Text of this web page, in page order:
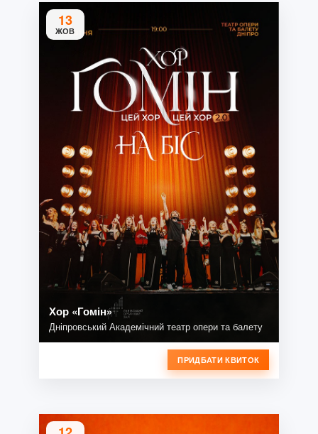
13
ЖОВ
Хор «Гомін»
Дніпровський Академічний театр опери та балету
ПРИДБАТИ КВИТОК